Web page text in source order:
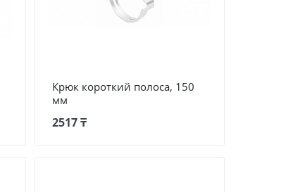
Крюк короткий полоса, 150
мм
2517 ₸